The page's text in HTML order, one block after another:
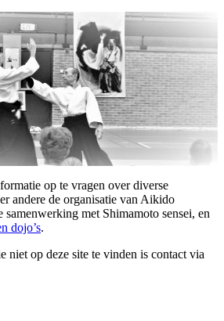
op te vragen over diverse
andere de organisatie van Aikido
met Shimamoto sensei, en
dojo’s.
niet op deze site te vinden is contact via